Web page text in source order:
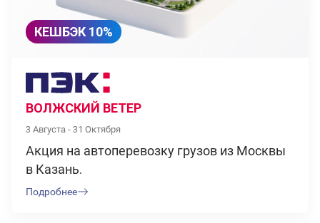
КЕШБЭК 10%
ВОЛЖСКИЙ ВЕТЕР
3 Августа - 31 Октября
Акция на автоперевозку грузов из Москвы
в Казань.
Подробнее